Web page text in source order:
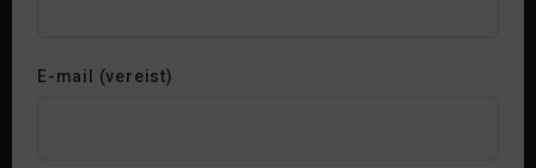
E-mail (vereist)